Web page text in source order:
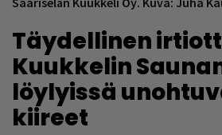
Täydellinen
Kuukkelin
löylyissä
kiireet